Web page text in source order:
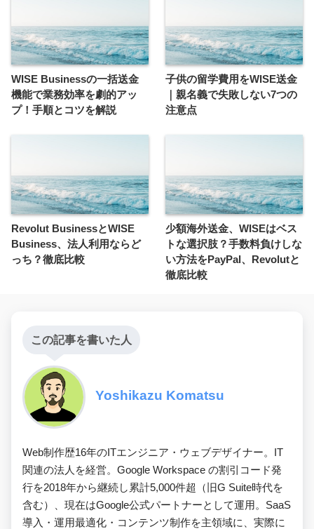
WISE Businessの一括送金
機能で業務効率を劇的アッ
プ！手順とコツを解説
子供の留学費用をWISE送金
｜親名義で失敗しない7つの
注意点
Revolut BusinessとWISE
Business、法人利用ならど
っち？徹底比較
少額海外送金、WISEはベス
トな選択肢？手数料負けしな
い方法をPayPal、Revolutと
徹底比較
この記事を書いた人
Yoshikazu Komatsu
Web制作歴16年のITエンジニア・ウェブデザイナー。IT
関連の法人を経営。Google Workspace の割引コード発
行を2018年から継続し累計5,000件超（旧G Suite時代を
含む）、現在はGoogle公式パートナーとして運用。SaaS
導入・運用最適化・コンテンツ制作を主領域に、実際に